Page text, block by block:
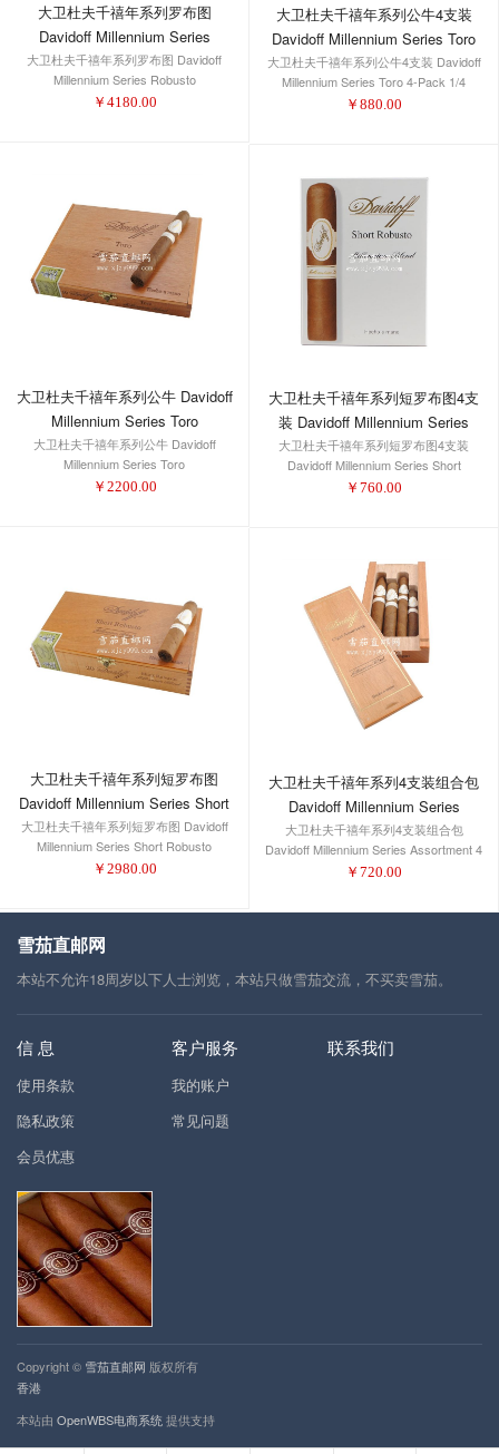
大卫杜夫千禧年系列罗布图
Davidoff Millennium Series
Robusto
大卫杜夫千禧年系列罗布图 Davidoff
Millennium Series Robusto
￥ 4180.00
大卫杜夫千禧年系列公牛4支装
Davidoff Millennium Series Toro
4-Pack 1/4
大卫杜夫千禧年系列公牛4支装 Davidoff
Millennium Series Toro 4-Pack 1/4
￥ 880.00
大卫杜夫千禧年系列公牛 Davidoff
Millennium Series Toro
大卫杜夫千禧年系列公牛 Davidoff
Millennium Series Toro
￥ 2200.00
大卫杜夫千禧年系列短罗布图4支
装 Davidoff Millennium Series
Short Robusto 4-Pack 1/4
大卫杜夫千禧年系列短罗布图4支装
Davidoff Millennium Series Short
Robusto 4-Pack 1/4
￥ 760.00
大卫杜夫千禧年系列短罗布图
Davidoff Millennium Series Short
Robusto
大卫杜夫千禧年系列短罗布图 Davidoff
Millennium Series Short Robusto
￥ 2980.00
大卫杜夫千禧年系列4支装组合包
Davidoff Millennium Series
Assortment 4 Count
大卫杜夫千禧年系列4支装组合包
Davidoff Millennium Series Assortment 4
Count
￥ 720.00
雪茄直邮网
本站不允许18周岁以下人士浏览，本站只做雪茄交流，不买卖雪茄。
信 息
使用条款
隐私政策
会员优惠
客户服务
我的账户
常见问题
联系我们
Copyright © 雪茄直邮网 版权所有
香港
本站由 OpenWBS电商系统提供支持